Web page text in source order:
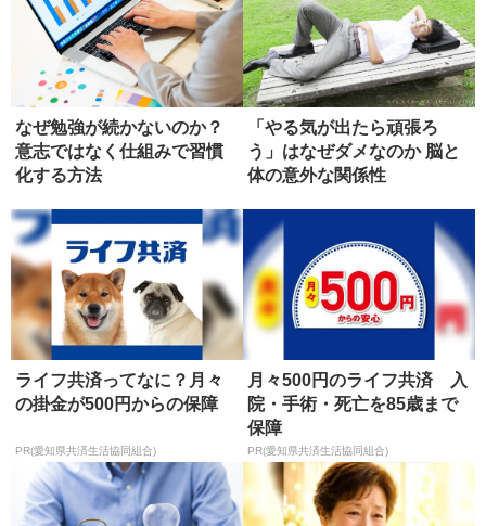
なぜ勉強が続かないのか？
意志ではなく仕組みで習慣
化する方法
「やる気が出たら頑張ろ
う」はなぜダメなのか 脳と
体の意外な関係性
ライフ共済ってなに？月々
の掛金が500円からの保障
PR(愛知県共済生活協同組合)
月々500円のライフ共済 入
院・手術・死亡を85歳まで
保障
PR(愛知県共済生活協同組合)